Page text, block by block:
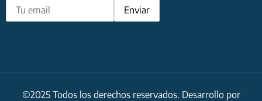
©2025 Todos los derechos reservados. Desarrollo por